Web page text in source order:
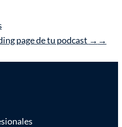
page de tu podcast
→